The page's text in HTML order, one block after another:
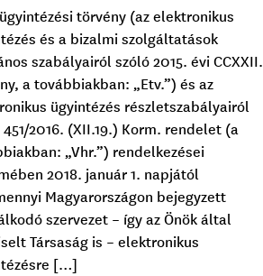
törvény (az elektronikus
és a bizalmi szolgáltatások
szabályairól szóló 2015. évi CCXXII.
a továbbiakban: „Etv.”) és az
ügyintézés részletszabályairól
2016. (XII.19.) Korm. rendelet (a
„Vhr.”) rendelkezései
2018. január 1. napjától
Magyarországon bejegyzett
szervezet – így az Önök által
Társaság is – elektronikus
[…]